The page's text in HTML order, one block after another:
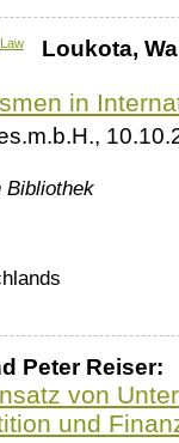
Loukota,
in
Bibliothek
Peter Reiser:
von
und